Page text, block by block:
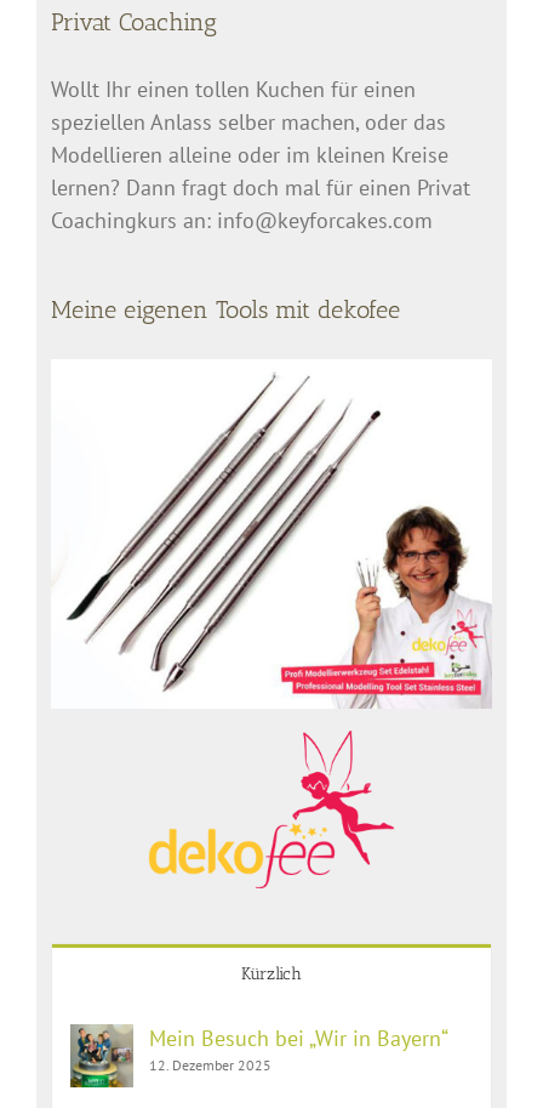
Privat Coaching
Wollt Ihr einen tollen Kuchen für einen
speziellen Anlass selber machen, oder das
Modellieren alleine oder im kleinen Kreise
lernen? Dann fragt doch mal für einen Privat
Coachingkurs an: info@keyforcakes.com
Meine eigenen Tools mit dekofee
Kürzlich
Mein Besuch bei „Wir in Bayern“
12. Dezember 2025